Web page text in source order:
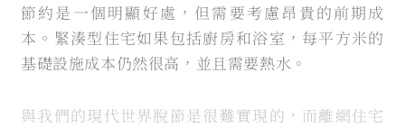
節約是一個明顯好處，但需要考慮昂貴的前期成
本。緊湊型住宅如果包括廚房和浴室，每平方米的
基礎設施成本仍然很高，並且需要熱水。
與我們的現代世界脫節是很難實現的，而離網住宅